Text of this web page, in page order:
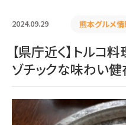
2024.09.29 熊本グルメ情
【県庁近く】トル
ゾチックな味わい健